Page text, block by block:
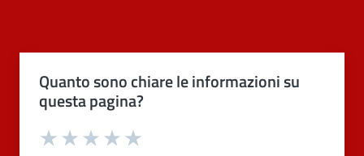
Quanto sono chiare le informazioni su
questa pagina?
Valuta 4 stelle su 5
Valuta 3 stelle su 5
Valuta 2 stelle su 5
Valuta 1 stelle su 5